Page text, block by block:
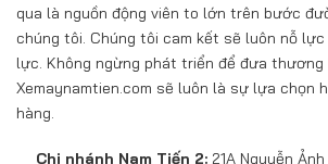
qua là nguồn động viên to lớn trên bước
chúng tôi. Chúng tôi cam kết sẽ luôn nỗ
lực. Không ngừng phát triển để đưa thương
Xemaynamtien.com sẽ luôn là sự lựa chọn
hàng.
Chi nhánh Nam Tiến 2: 21A Nguyễn